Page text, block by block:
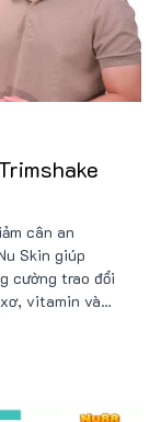
cân an
Skin giúp
cường trao đổi
vitamin và
dáng hiệu